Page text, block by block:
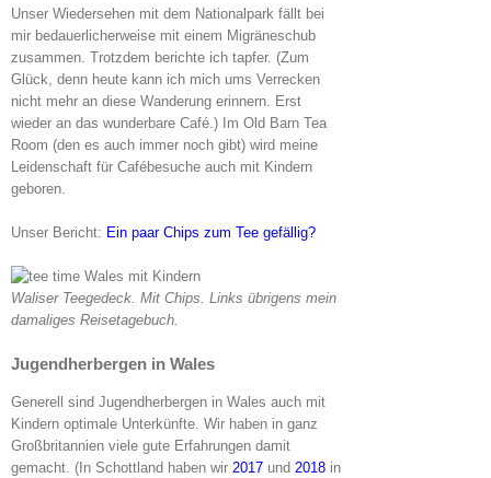
Unser Wiedersehen mit dem Nationalpark fällt bei
mir bedauerlicherweise mit einem Migräneschub
zusammen. Trotzdem berichte ich tapfer. (Zum
Glück, denn heute kann ich mich ums Verrecken
nicht mehr an diese Wanderung erinnern. Erst
wieder an das wunderbare Café.) Im Old Barn Tea
Room (den es auch immer noch gibt) wird meine
Leidenschaft für Cafébesuche auch mit Kindern
geboren.
Unser Bericht: Ein paar Chips zum Tee gefällig?
Waliser Teegedeck. Mit Chips. Links übrigens mein
damaliges Reisetagebuch.
Jugendherbergen in Wales
Generell sind Jugendherbergen in Wales auch mit
Kindern optimale Unterkünfte. Wir haben in ganz
Großbritannien viele gute Erfahrungen damit
gemacht. (In Schottland haben wir 2017 und 2018 in